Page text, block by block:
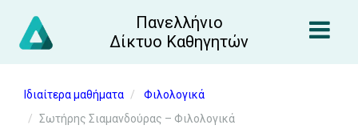
Πανελλήνιο
Δίκτυο Καθηγητών
Ιδιαίτερα μαθήματα
Φιλολογικά
Σωτήρης Σιαμανδούρας – Φιλολογικά